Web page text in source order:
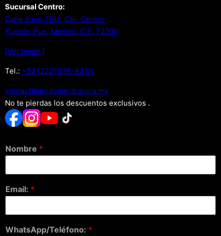
Sucursal Centro:
Calle 3 sur 1104, Col. Centro.
Puebla, Pue. Mexico. C.P. 72000.
[Ver mapa.]
Tel.: +52 (222) 598-4350
xm.acinortceleedneit@satnev
No te pierdas los descuentos exclusivos .
Nombre *
Email: *
WhatsApp/Teléfono: *